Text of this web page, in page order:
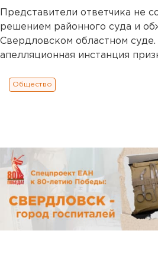
Представители ответчика не
решением районного суда и
Свердловском областном
апелляционная инстанция
Общество